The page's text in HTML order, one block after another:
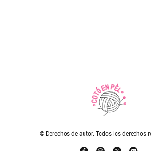
© Derechos de autor. Todos los derechos